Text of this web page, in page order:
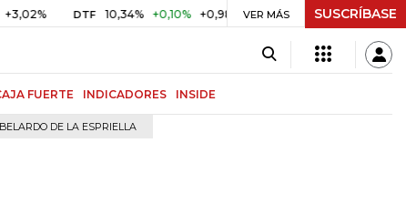
DTF 10,34% +0,10% +0,98% UVR $ 417,01 +$ 0,05 +0,01%
VER MÁS SUSCRÍBASE
FUERTE INDICADORES INSIDE
DE LA ESPRIELLA